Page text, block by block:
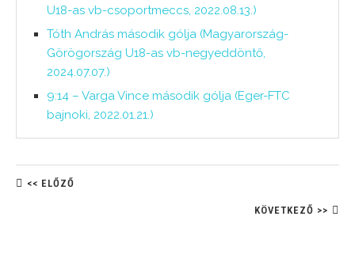
U18-as vb-csoportmeccs, 2022.08.13.)
Tóth András második gólja (Magyarország-
Görögország U18-as vb-negyeddöntő,
2024.07.07.)
9:14 – Varga Vince második gólja (Eger-FTC
bajnoki, 2022.01.21.)
<< ELŐZŐ
KÖVETKEZŐ >>